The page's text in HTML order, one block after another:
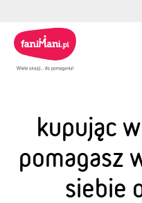
kupując w
pomagasz
siebie